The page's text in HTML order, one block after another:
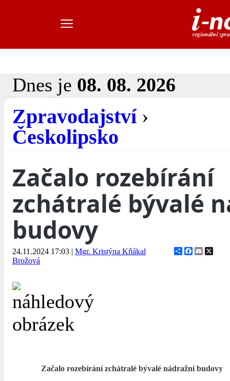
Dnes je 08. 08. 2026
Zpravodajství›
Českolipsko
Začalo rozebírání
zchátralé bývalé
budovy
24.11.2024 17:03 | Mgr. Kristýna Kňákal
Brožová
ShareFacebook
Email
Začalo rozebírání zchátralé bývalé nádražní budovy